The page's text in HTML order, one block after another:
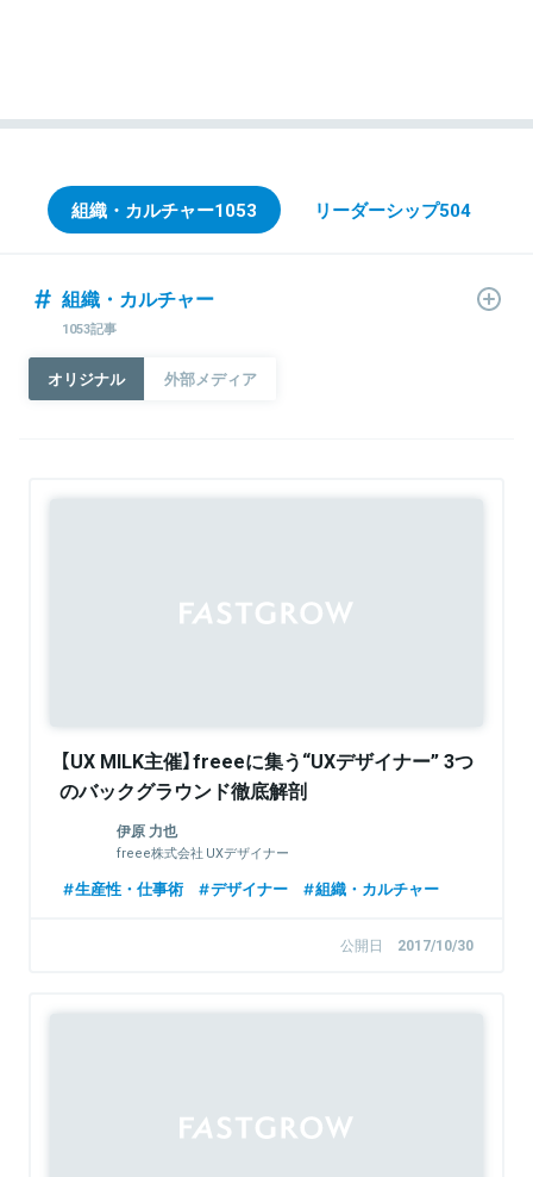
組織・カルチャー1053 リーダーシップ504
組織・カルチャー
1053記事
オリジナル 外部メディア
【UX MILK主催】freeeに集う“UXデザイナー” 3つ
のバックグラウンド徹底解剖
伊原 力也
freee株式会社 UXデザイナー
生産性・仕事術 デザイナー 組織・カルチャー
公開日 2017/10/30